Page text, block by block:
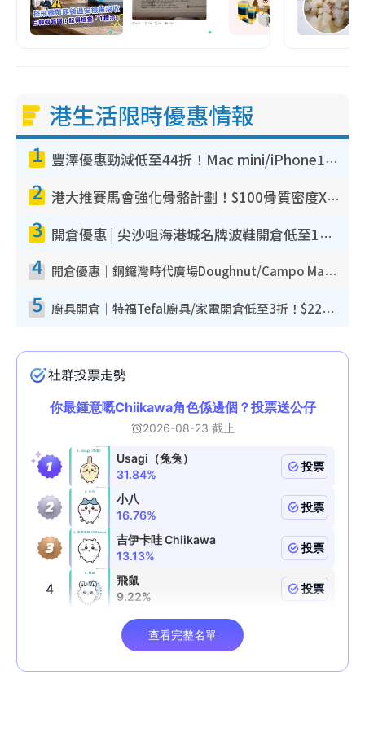
港生活限時優惠情報
1 豐澤優惠勁減低至44折！Mac mini/iPhone17Pro大減價！廚房家電$220起
2 港大推賽馬會強化骨骼計劃！$100骨質密度X光檢查 完成免費運動訓練送超市禮券！附參加資格
3 開倉優惠 | 尖沙咀海港城名牌波鞋開倉低至1折！On鞋$899起／Joy&Peace鞋履$98起
4 開倉優惠｜銅鑼灣時代廣場Doughnut/Campo Marzio開倉低至1折！背囊、書包、手袋劈價$200起
5 廚具開倉｜特福Tefal廚具/家電開倉低至3折！$220起買平底鍋/炒鑊/湯煲！電飯煲/吸塵機/燙斗$418起